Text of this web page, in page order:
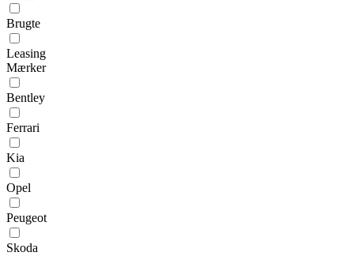
Brugte
Leasing
Mærker
Bentley
Ferrari
Kia
Opel
Peugeot
Skoda